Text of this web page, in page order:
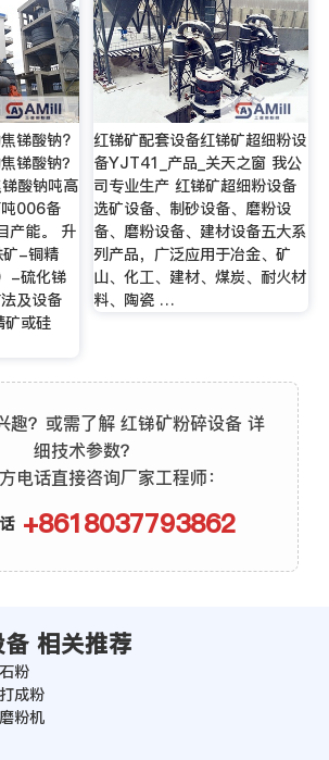
锑酸钠?
锑酸钠？
酸钠吨高
006备
产能。 升
矿-铜精
-硫化锑
及设备
矿或硅
红锑矿配套设备红锑矿超细粉设
备YJT41_产品_关天之窗 我公
司专业生产 红锑矿超细粉设备
选矿设备、制砂设备、磨粉设
备、磨粉设备、建材设备五大系
列产品，广泛应用于冶金、矿
山、化工、建材、煤炭、耐火材
料、陶瓷 …
趣？或需了解 红锑矿粉碎设备 详
细技术参数？
电话直接咨询厂家工程师：
+8618037793862
相关推荐
粉
成粉
粉机